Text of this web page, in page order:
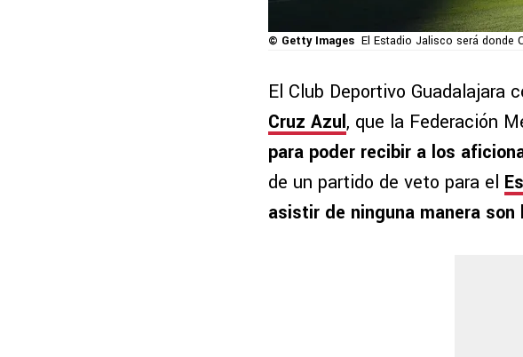
© Getty Images El Estadio Jalisco será donde
El Club Deportivo Guadalajara
Cruz Azul, que la Federación
para poder recibir a los
de un partido de veto para el
asistir de ninguna manera